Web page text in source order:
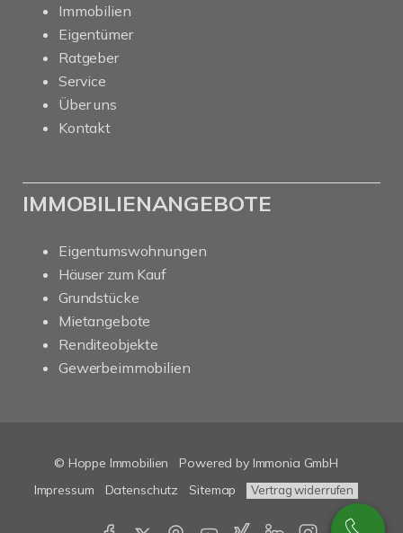
Immobilien
Eigentümer
Ratgeber
Service
Über uns
Kontakt
IMMOBILIENANGEBOTE
Eigentumswohnungen
Häuser zum Kauf
Grundstücke
Mietangebote
Renditeobjekte
Gewerbeimmobilien
© Hoppe Immobilien
Powered by Immonia GmbH
Impressum
Datenschutz Sitemap Vertrag widerrufen